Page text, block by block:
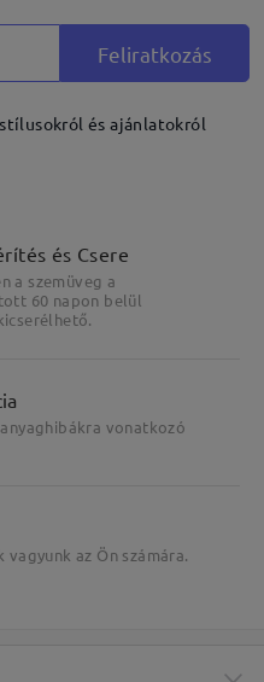
kiemelése
Feliratkozás
és ajánlatokról
és Csere
a szemüveg a
60 napon belül
vonatkozó
az Ön számára.